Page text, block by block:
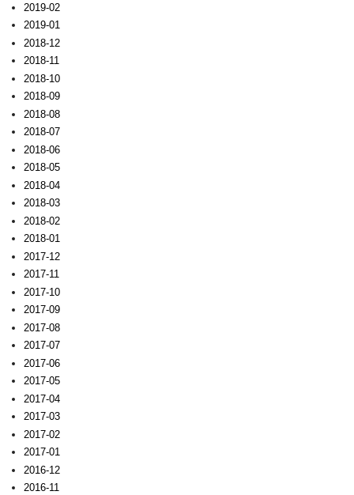
2019-02
2019-01
2018-12
2018-11
2018-10
2018-09
2018-08
2018-07
2018-06
2018-05
2018-04
2018-03
2018-02
2018-01
2017-12
2017-11
2017-10
2017-09
2017-08
2017-07
2017-06
2017-05
2017-04
2017-03
2017-02
2017-01
2016-12
2016-11